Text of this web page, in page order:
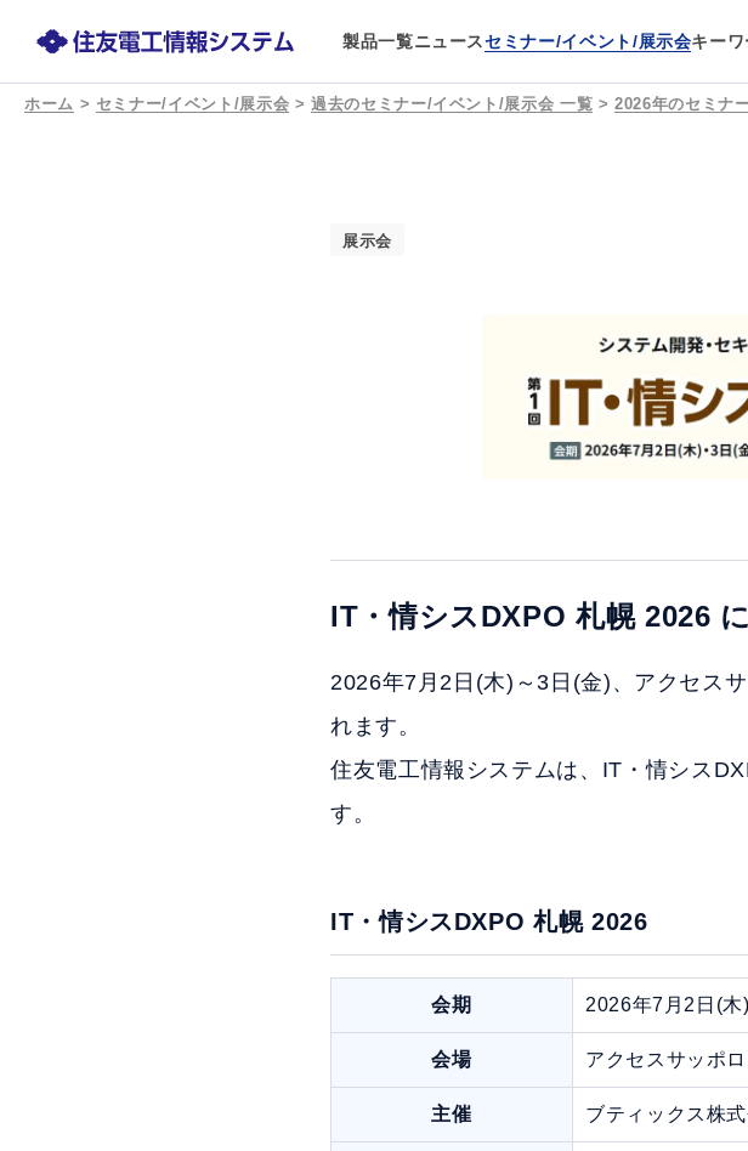
製品一覧ニュースセミナー/イベント/展示会キー
ホーム > セミナー/イベント/展示会 >過去のセミナー/イベント/展示会 一覧 >2026年のセミナ
展示会
IT・情シスDXPO 札幌 2026
2026年7月2日(木)～3日(金)、アクセス
れます。
住友電工情報システムは、IT・情シス
す。
IT・情シスDXPO 札幌 2026
会期 2026年7月2日(木
会場 アクセスサッポロ
主催 ブティックス株